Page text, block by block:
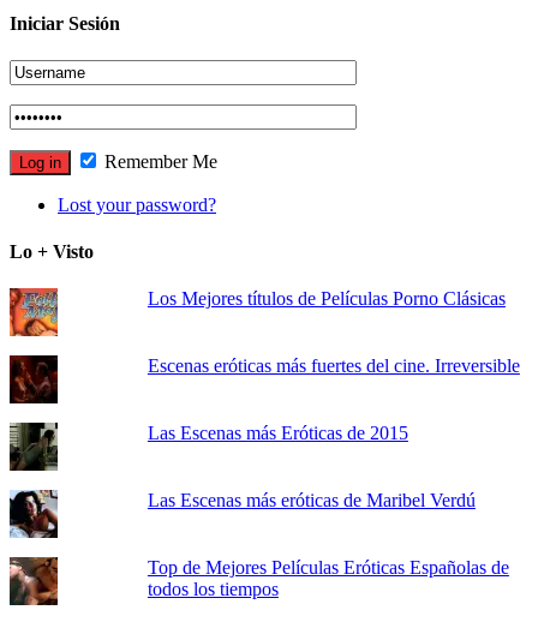
Iniciar Sesión
Remember Me
Lost your password?
Lo + Visto
Los Mejores títulos de Películas Porno Clásicas
Escenas eróticas más fuertes del cine. Irreversible
Las Escenas más Eróticas de 2015
Las Escenas más eróticas de Maribel Verdú
Top de Mejores Películas Eróticas Españolas de
todos los tiempos